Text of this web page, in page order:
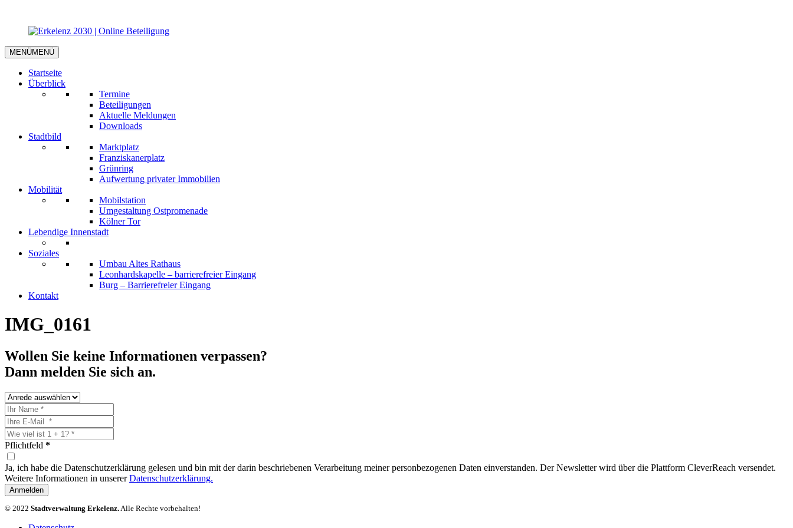
MENÜMENÜ
Startseite
Überblick
Termine
Beteiligungen
Aktuelle Meldungen
Downloads
Stadtbild
Marktplatz
Franziskanerplatz
Grünring
Aufwertung privater Immobilien
Mobilität
Mobilstation
Umgestaltung Ostpromenade
Kölner Tor
Lebendige Innenstadt
Soziales
Umbau Altes Rathaus
Leonhardskapelle – barrierefreier Eingang
Burg – Barrierefreier Eingang
Kontakt
IMG_0161
Wollen Sie keine Informationen verpassen?
Dann melden Sie sich an.
Pflichtfeld *
Ja, ich habe die Datenschutzerklärung gelesen und bin mit der darin beschriebenen Verarbeitung meiner personbezogenen Daten einverstanden. Der Newsletter wird über die Plattform CleverReach versendet.
Weitere Informationen in unsererDatenschutzerklärung.
Anmelden
© 2022 Stadtverwaltung Erkelenz.Alle Rechte vorbehalten!